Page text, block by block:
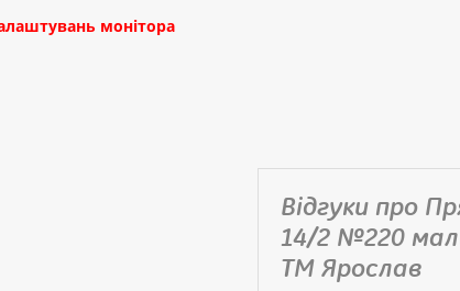
монітора
Відгуки про
14/2 №220
ТМ Ярослав